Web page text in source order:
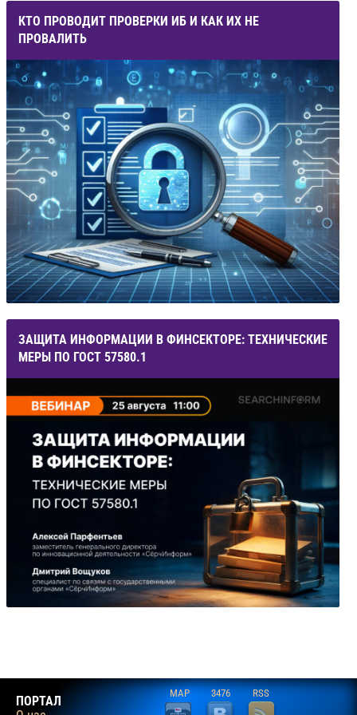
КТО ПРОВОДИТ ПРОВЕРКИ ИБ И КАК ИХ НЕ
ПРОВАЛИТЬ
ЗАЩИТА ИНФОРМАЦИИ В ФИНСЕКТОРЕ: ТЕХНИЧЕСКИЕ
МЕРЫ ПО ГОСТ 57580.1
ПОРТАЛ
MAP 3476 RSS